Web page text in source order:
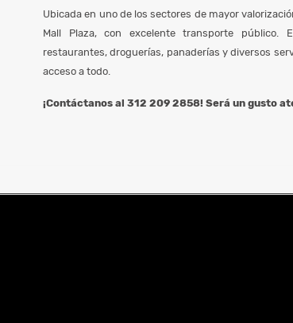
Ubicada en uno de los sectores de mayor
Mall Plaza, con excelente transporte público.
restaurantes, droguerías, panaderías y diversos
acceso a todo.
¡Contáctanos al 312 209 2858! Será un gusto